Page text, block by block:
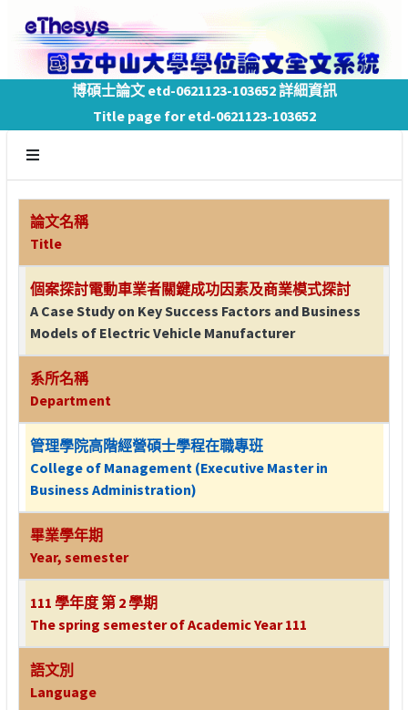
博碩士論文 etd-0621123-103652 詳細資訊
Title page for etd-0621123-103652
論文名稱
Title
個案探討電動車業者關鍵成功因素及商業模式探討
A Case Study on Key Success Factors and Business
Models of Electric Vehicle Manufacturer
系所名稱
Department
管理學院高階經營碩士學程在職專班
College of Management (Executive Master in
Business Administration)
畢業學年期
Year, semester
111 學年度 第 2 學期
The spring semester of Academic Year 111
語文別
Language